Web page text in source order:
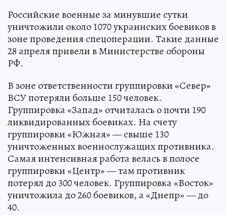
Российские военные за минувшие сутки
уничтожили около 1070 украинских боевиков в
зоне проведения спецоперации. Такие данные
28 апреля привели в Министерстве обороны
РФ.
В зоне ответственности группировки «Север»
ВСУ потеряли больше 150 человек.
Группировка «Запад» отчиталась о почти 190
ликвидированных боевиках. На счету
группировки «Южная» — свыше 130
уничтоженных военнослужащих противника.
Самая интенсивная работа велась в полосе
группировки «Центр» — там противник
потерял до 300 человек. Группировка «Восток»
уничтожила до 260 боевиков, а «Днепр» — до
40.